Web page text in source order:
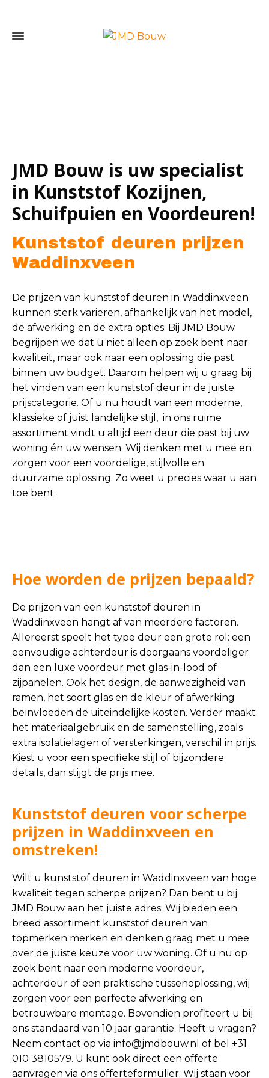
JMD Bouw is uw specialist
in Kunststof Kozijnen,
Schuifpuien en Voordeuren!
Kunststof deuren prijzen
Waddinxveen
De prijzen van kunststof deuren in Waddinxveen
kunnen sterk variëren, afhankelijk van het model,
de afwerking en de extra opties. Bij JMD Bouw
begrijpen we dat u niet alleen op zoek bent naar
kwaliteit, maar ook naar een oplossing die past
binnen uw budget. Daarom helpen wij u graag bij
het vinden van een kunststof deur in de juiste
prijscategorie. Of u nu houdt van een moderne,
klassieke of juist landelijke stijl, in ons ruime
assortiment vindt u altijd een deur die past bij uw
woning én uw wensen. Wij denken met u mee en
zorgen voor een voordelige, stijlvolle en
duurzame oplossing. Zo weet u precies waar u aan
toe bent.
Hoe worden de prijzen bepaald?
De prijzen van een kunststof deuren in
Waddinxveen hangt af van meerdere factoren.
Allereerst speelt het type deur een grote rol: een
eenvoudige achterdeur is doorgaans voordeliger
dan een luxe voordeur met glas-in-lood of
zijpanelen. Ook het design, de aanwezigheid van
ramen, het soort glas en de kleur of afwerking
beïnvloeden de uiteindelijke kosten. Verder maakt
het materiaalgebruik en de samenstelling, zoals
extra isolatielagen of versterkingen, verschil in prijs.
Kiest u voor een specifieke stijl of bijzondere
details, dan stijgt de prijs mee.
Kunststof deuren voor scherpe
prijzen in Waddinxveen en
omstreken!
Wilt u kunststof deuren in Waddinxveen van hoge
kwaliteit tegen scherpe prijzen? Dan bent u bij
JMD Bouw aan het juiste adres. Wij bieden een
breed assortiment kunststof deuren van
topmerken merken en denken graag met u mee
over de juiste keuze voor uw woning. Of u nu op
zoek bent naar een moderne voordeur,
achterdeur of een praktische tussenoplossing, wij
zorgen voor een perfecte afwerking en
betrouwbare montage. Bovendien profiteert u bij
ons standaard van 10 jaar garantie. Heeft u vragen?
Neem contact op via info@jmdbouw.nl of bel +31
010 3810579. U kunt ook direct een offerte
aanvragen via ons offerteformulier. Wij staan voor